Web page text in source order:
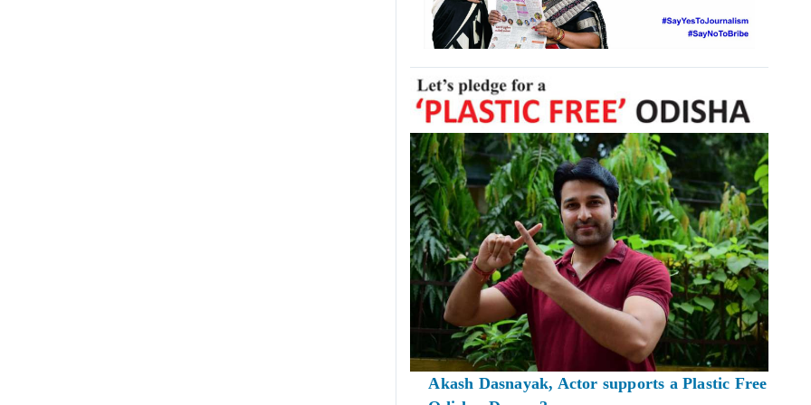
Akash Dasnayak, Actor supports a Plastic Free